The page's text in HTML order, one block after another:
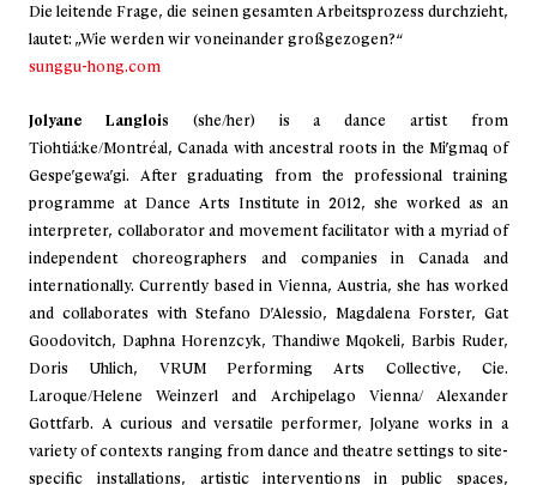
Die leitende Frage, die seinen gesamten Arbeitsprozess durchzieht,
lautet: „Wie werden wir voneinander großgezogen?“
sunggu-hong.com
Jolyane Langlois (she/her) is a dance artist from
Tiohtiá:ke/Montréal, Canada with ancestral roots in the Mi’gmaq of
Gespe’gewa’gi. After graduating from the professional training
programme at Dance Arts Institute in 2012, she worked as an
interpreter, collaborator and movement facilitator with a myriad of
independent choreographers and companies in Canada and
internationally. Currently based in Vienna, Austria, she has worked
and collaborates with Stefano D’Alessio, Magdalena Forster, Gat
Goodovitch, Daphna Horenzcyk, Thandiwe Mqokeli, Barbis Ruder,
Doris Uhlich, VRUM Performing Arts Collective, Cie.
Laroque/Helene Weinzerl and Archipelago Vienna/ Alexander
Gottfarb. A curious and versatile performer, Jolyane works in a
variety of contexts ranging from dance and theatre settings to site-
specific installations, artistic interventions in public spaces,